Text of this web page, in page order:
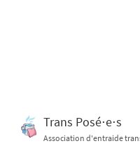
Trans Posé⋅e⋅s
Association d'entraide